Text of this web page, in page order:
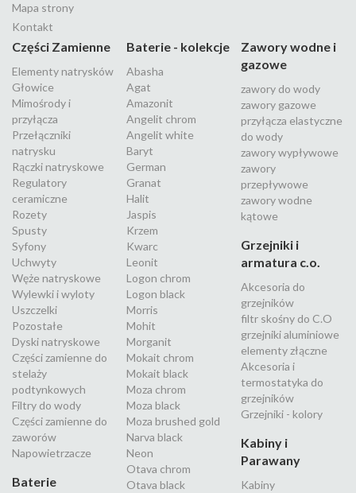
Mapa strony
Kontakt
Części Zamienne
Elementy natrysków
Głowice
Mimośrody i
przyłącza
Przełączniki
natrysku
Rączki natryskowe
Regulatory
ceramiczne
Rozety
Spusty
Syfony
Uchwyty
Węże natryskowe
Wylewki i wyloty
Uszczelki
Pozostałe
Dyski natryskowe
Części zamienne do
stelaży
podtynkowych
Filtry do wody
Części zamienne do
zaworów
Napowietrzacze
Baterie
Baterie - kolekcje
Abasha
Agat
Amazonit
Angelit chrom
Angelit white
Baryt
German
Granat
Halit
Jaspis
Krzem
Kwarc
Leonit
Logon chrom
Logon black
Morris
Mohit
Morganit
Mokait chrom
Mokait black
Moza chrom
Moza black
Moza brushed gold
Narva black
Neon
Otava chrom
Otava black
Zawory wodne i
gazowe
zawory do wody
zawory gazowe
przyłącza elastyczne
do wody
zawory wypływowe
zawory
przepływowe
zawory wodne
kątowe
Grzejniki i
armatura c.o.
Akcesoria do
grzejników
filtr skośny do C.O
grzejniki aluminiowe
elementy złączne
Akcesoria i
termostatyka do
grzejników
Grzejniki - kolory
Kabiny i
Parawany
Kabiny